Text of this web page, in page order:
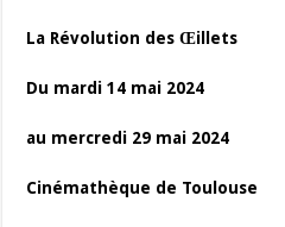
La Révolution des Œillets
Du mardi 14 mai 2024
au mercredi 29 mai 2024
Cinémathèque de Toulouse